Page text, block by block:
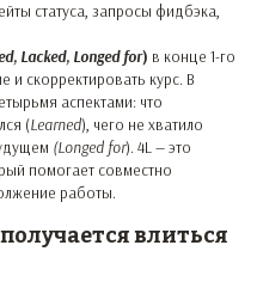
статуса, запросы фидбэка,
Lacked, Longed for) в конце 1-го
и скорректировать курс. В
аспектами: что
(Learned), чего не хватило
(Longed for). 4L — это
помогает совместно
работы.
влиться